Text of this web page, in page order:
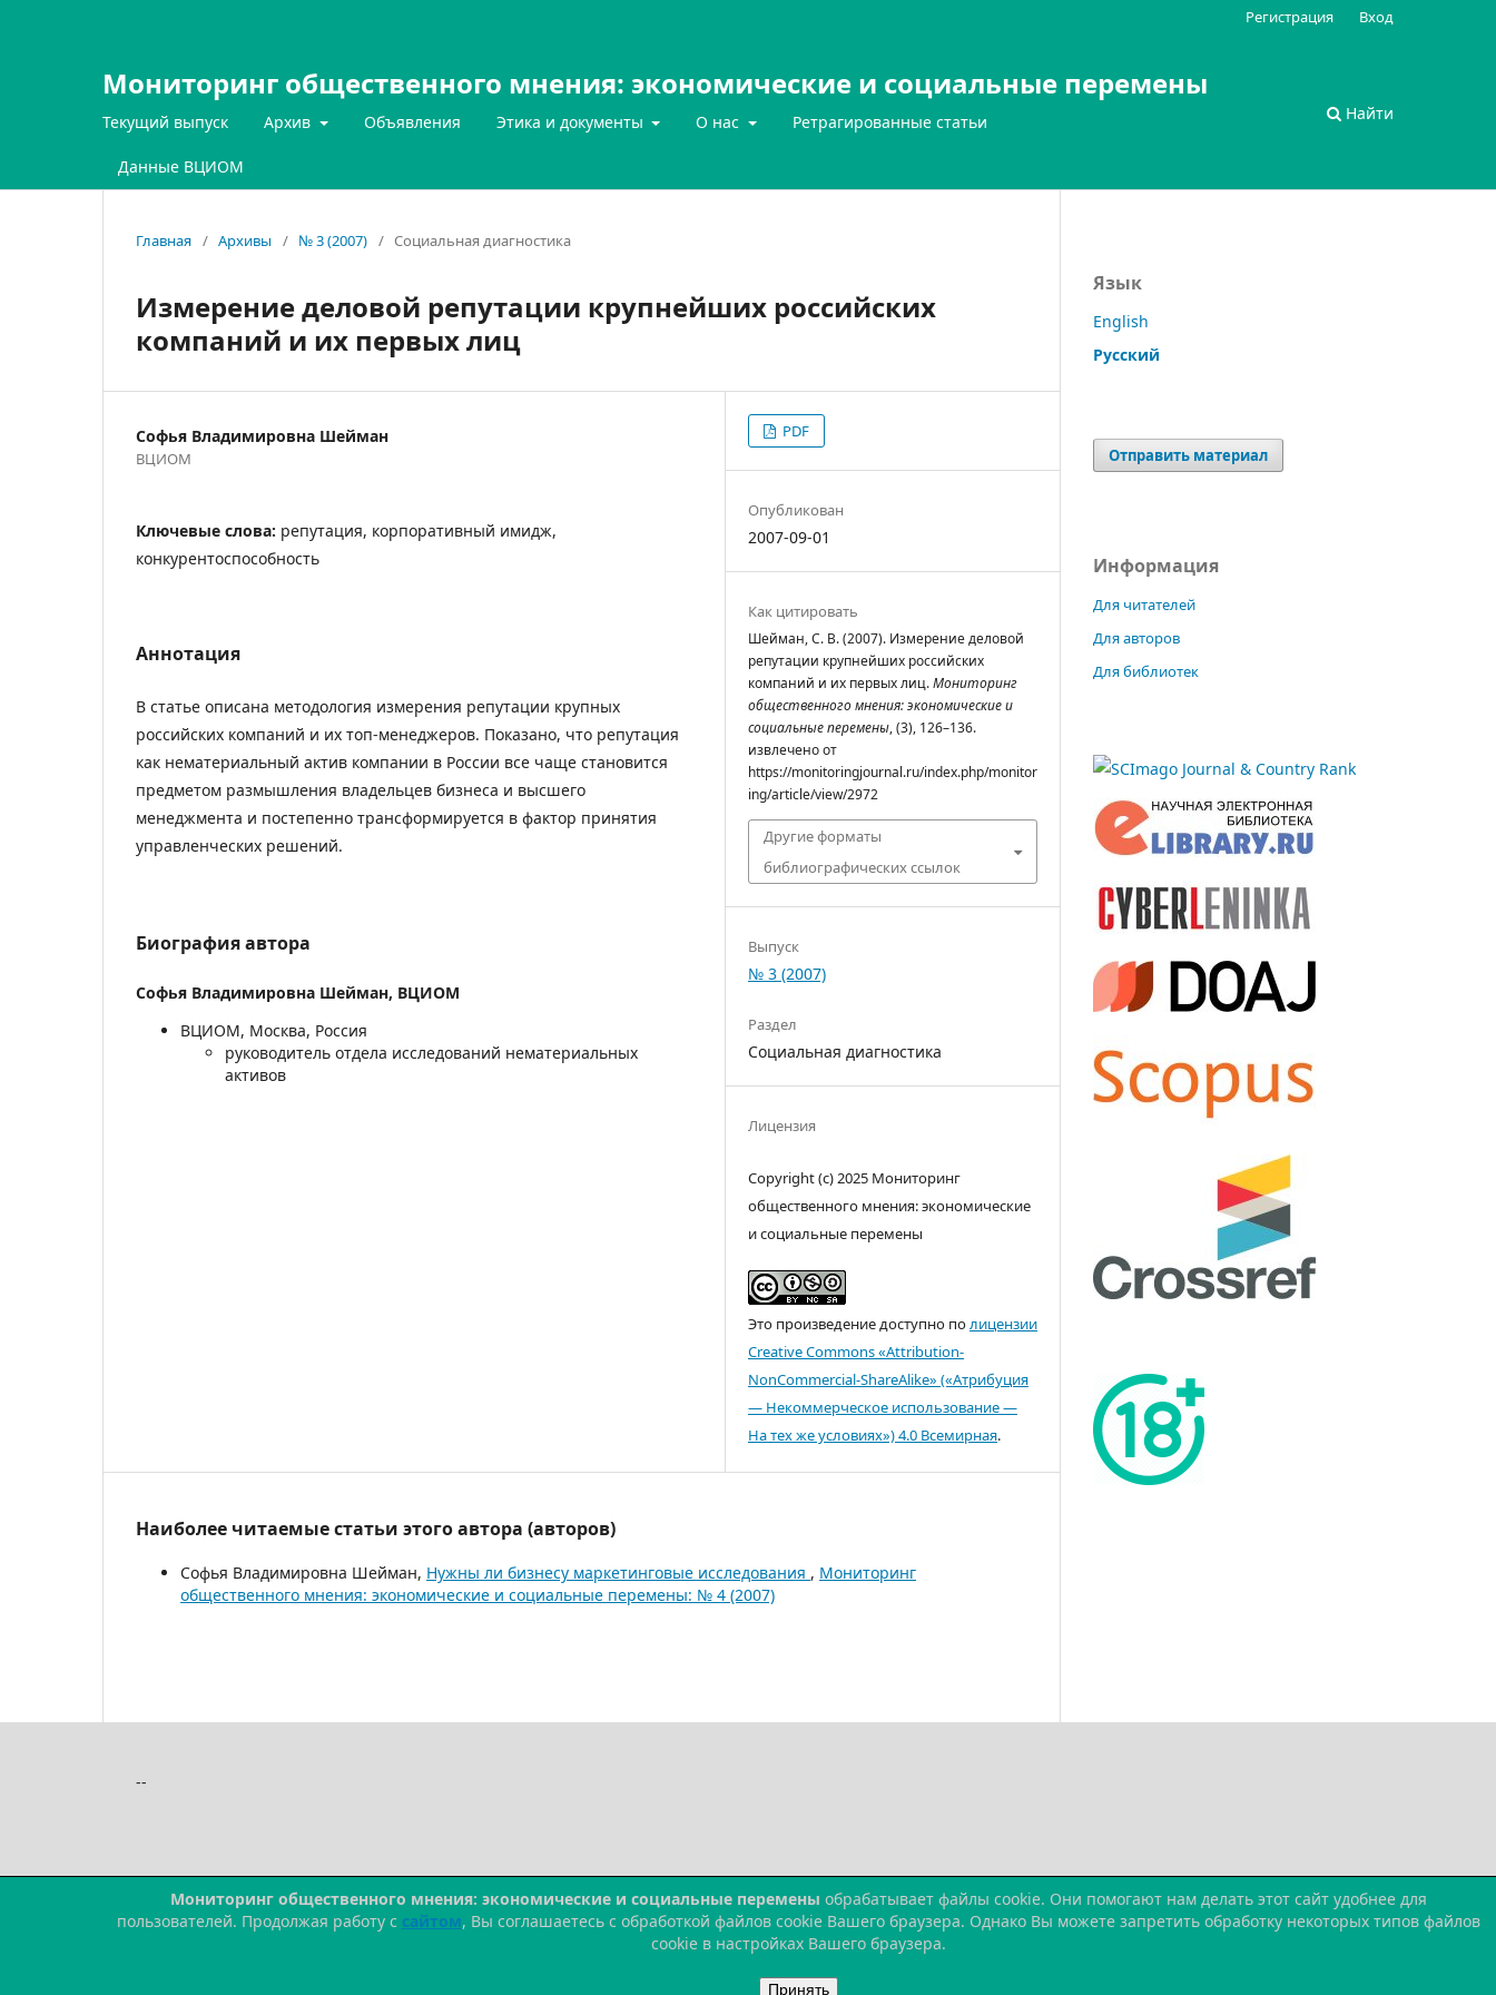
Мониторинг общественного мнения: экономические и социальные перемены
Текущий выпуск Архив Объявления Этика и документы О нас Ретрагированные статьи
Данные ВЦИОМ
Найти
Регистрация Вход
Главная / Архивы / № 3 (2007) / Социальная диагностика
Измерение деловой репутации крупнейших российских
компаний и их первых лиц
Софья Владимировна Шейман
ВЦИОМ
Ключевые слова: репутация, корпоративный имидж,
конкурентоспособность
Аннотация
В статье описана методология измерения репутации крупных
российских компаний и их топ-менеджеров. Показано, что репутация
как нематериальный актив компании в России все чаще становится
предметом размышления владельцев бизнеса и высшего
менеджмента и постепенно трансформируется в фактор принятия
управленческих решений.
Биография автора
Софья Владимировна Шейман, ВЦИОМ
ВЦИОМ, Москва, Россия
руководитель отдела исследований нематериальных
активов
PDF
Опубликован
2007-09-01
Как цитировать
Шейман, С. В. (2007). Измерение деловой
репутации крупнейших российских
компаний и их первых лиц.Мониторинг
общественного мнения: экономические и
социальные перемены, (3), 126–136.
извлечено от
https://monitoringjournal.ru/index.php/monitor
ing/article/view/2972
Другие форматы
библиографических ссылок
Выпуск
№ 3 (2007)
Раздел
Социальная диагностика
Лицензия
Copyright (c) 2025 Мониторинг
общественного мнения: экономические
и социальные перемены
Это произведение доступно полицензии
Creative Commons «Attribution-
NonCommercial-ShareAlike» («Атрибуция
— Некоммерческое использование —
На тех же условиях») 4.0 Всемирная.
Наиболее читаемые статьи этого автора (авторов)
Софья Владимировна Шейман, Нужны ли бизнесу маркетинговые исследования , Мониторинг
общественного мнения: экономические и социальные перемены: № 4 (2007)
Язык
English
Русский
Отправить материал
Информация
Для читателей
Для авторов
Для библиотек
--
Мониторинг общественного мнения: экономические и социальные перемены обрабатывает файлы cookie. Они помогают нам делать этот сайт удобнее для
пользователей. Продолжая работу с сайтом, Вы соглашаетесь с обработкой файлов cookie Вашего браузера. Однако Вы можете запретить обработку некоторых типов файлов
cookie в настройках Вашего браузера.
Принять